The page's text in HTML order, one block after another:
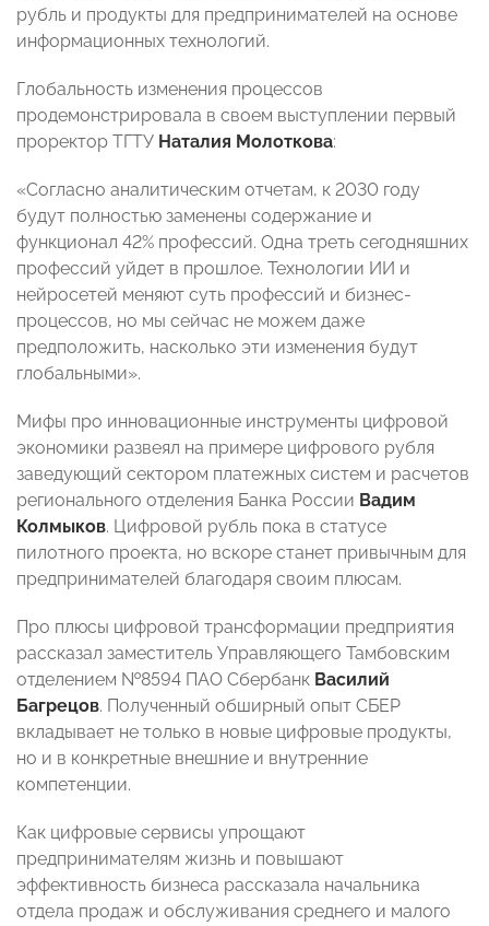
рубль и продукты для предпринимателей на основе
информационных технологий.
Глобальность изменения процессов
продемонстрировала в своем выступлении первый
проректор ТГТУ Наталия Молоткова:
«Согласно аналитическим отчетам, к 2030 году
будут полностью заменены содержание и
функционал 42% профессий. Одна треть сегодняшних
профессий уйдет в прошлое. Технологии ИИ и
нейросетей меняют суть профессий и бизнес-
процессов, но мы сейчас не можем даже
предположить, насколько эти изменения будут
глобальными».
Мифы про инновационные инструменты цифровой
экономики развеял на примере цифрового рубля
заведующий сектором платежных систем и расчетов
регионального отделения Банка России Вадим
Колмыков. Цифровой рубль пока в статусе
пилотного проекта, но вскоре станет привычным для
предпринимателей благодаря своим плюсам.
Про плюсы цифровой трансформации предприятия
рассказал заместитель Управляющего Тамбовским
отделением №8594 ПАО Сбербанк Василий
Багрецов. Полученный обширный опыт СБЕР
вкладывает не только в новые цифровые продукты,
но и в конкретные внешние и внутренние
компетенции.
Как цифровые сервисы упрощают
предпринимателям жизнь и повышают
эффективность бизнеса рассказала начальника
отдела продаж и обслуживания среднего и малого